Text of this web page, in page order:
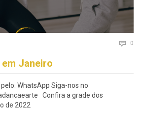
 0
Janeiro
WhatsApp Siga-nos no
Confira a grade dos
de 2022